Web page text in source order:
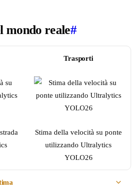
mondo reale#
Trasporti
Stima della velocità su ponte
utilizzando Ultralytics
YOLO26